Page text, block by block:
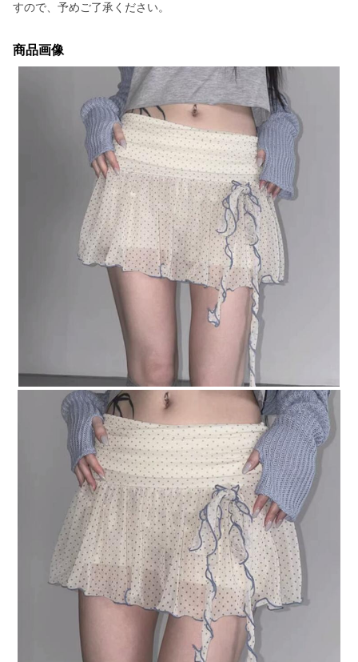
すので、予めご了承ください。
商品画像